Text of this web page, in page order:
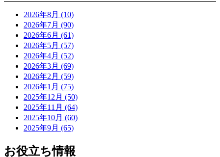
2026年8月 (10)
2026年7月 (90)
2026年6月 (61)
2026年5月 (57)
2026年4月 (52)
2026年3月 (69)
2026年2月 (59)
2026年1月 (75)
2025年12月 (50)
2025年11月 (64)
2025年10月 (60)
2025年9月 (65)
お役立ち情報